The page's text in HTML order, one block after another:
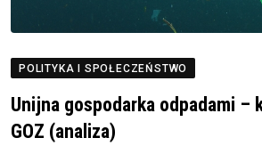
POLITYKA I SPOŁECZEŃSTWO
Unijna gospodarka odpadami –
GOZ (analiza)